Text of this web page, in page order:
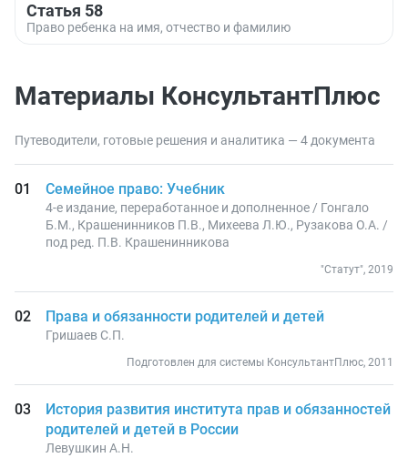
Статья 58
Право ребенка на имя, отчество и фамилию
Материалы КонсультантПлюс
Путеводители, готовые решения и аналитика — 4 документа
Семейное право: Учебник
4-е издание, переработанное и дополненное / Гонгало
Б.М., Крашенинников П.В., Михеева Л.Ю., Рузакова О.А. /
под ред. П.В. Крашенинникова
"Статут", 2019
Права и обязанности родителей и детей
Гришаев С.П.
Подготовлен для системы КонсультантПлюс, 2011
История развития института прав и обязанностей
родителей и детей в России
Левушкин А.Н.